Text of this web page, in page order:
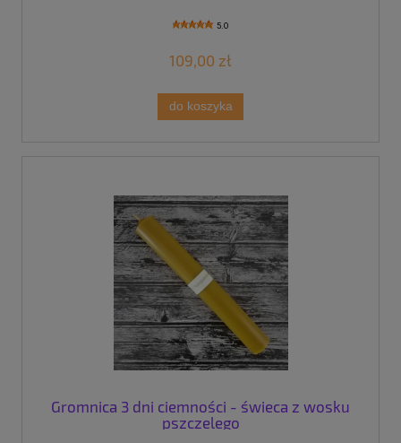
5.0
109,00 zł
do koszyka
Gromnica 3 dni ciemności - świeca z wosku
pszczelego